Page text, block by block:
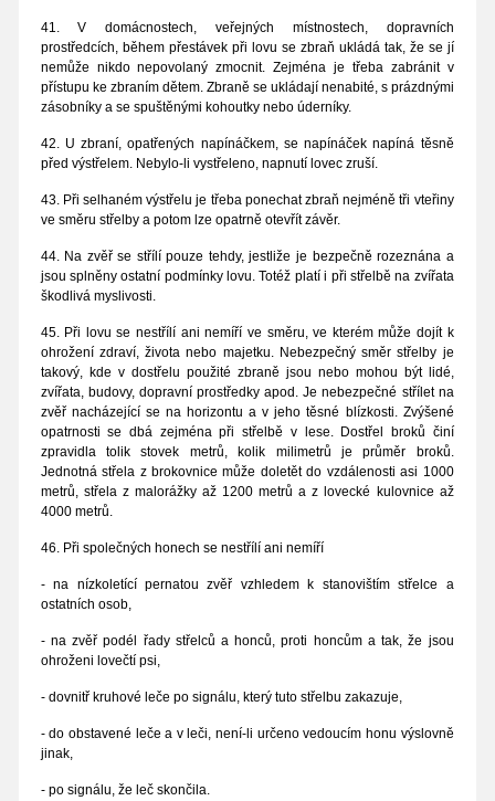
41. V domácnostech, veřejných místnostech, dopravních
prostředcích, během přestávek při lovu se zbraň ukládá tak, že se jí
nemůže nikdo nepovolaný zmocnit. Zejména je třeba zabránit v
přístupu ke zbraním dětem. Zbraně se ukládají nenabité, s prázdnými
zásobníky a se spuštěnými kohoutky nebo úderníky.
42. U zbraní, opatřených napínáčkem, se napínáček napíná těsně
před výstřelem. Nebylo-li vystřeleno, napnutí lovec zruší.
43. Při selhaném výstřelu je třeba ponechat zbraň nejméně tři vteřiny
ve směru střelby a potom lze opatrně otevřít závěr.
44. Na zvěř se střílí pouze tehdy, jestliže je bezpečně rozeznána a
jsou splněny ostatní podmínky lovu. Totéž platí i při střelbě na zvířata
škodlivá myslivosti.
45. Při lovu se nestřílí ani nemíří ve směru, ve kterém může dojít k
ohrožení zdraví, života nebo majetku. Nebezpečný směr střelby je
takový, kde v dostřelu použité zbraně jsou nebo mohou být lidé,
zvířata, budovy, dopravní prostředky apod. Je nebezpečné střílet na
zvěř nacházející se na horizontu a v jeho těsné blízkosti. Zvýšené
opatrnosti se dbá zejména při střelbě v lese. Dostřel broků činí
zpravidla tolik stovek metrů, kolik milimetrů je průměr broků.
Jednotná střela z brokovnice může doletět do vzdálenosti asi 1000
metrů, střela z malorážky až 1200 metrů a z lovecké kulovnice až
4000 metrů.
46. Při společných honech se nestřílí ani nemíří
- na nízkoletící pernatou zvěř vzhledem k stanovištím střelce a
ostatních osob,
- na zvěř podél řady střelců a honců, proti honcům a tak, že jsou
ohroženi lovečtí psi,
- dovnitř kruhové leče po signálu, který tuto střelbu zakazuje,
- do obstavené leče a v leči, není-li určeno vedoucím honu výslovně
jinak,
- po signálu, že leč skončila.